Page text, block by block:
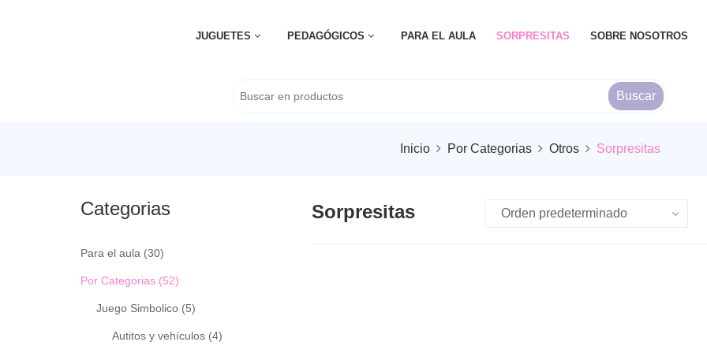
JUGUETES PEDAGÓGICOS PARA EL AULA SORPRESITAS SOBRE NOSOTROS
Buscar
Inicio Por Categorias Otros Sorpresitas
Categorias
Para el aula (30)
Por Categorias (52)
Juego Simbolico (5)
Autitos y vehículos (4)
Sorpresitas